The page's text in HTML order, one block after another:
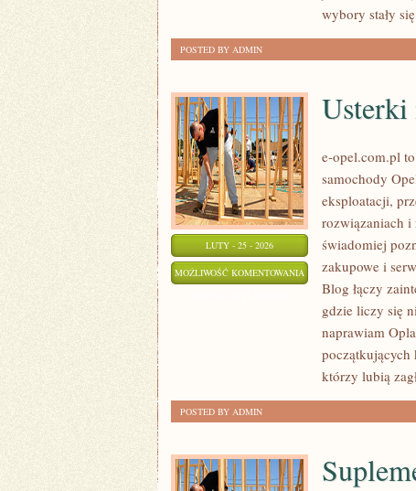
wybory stały się
POSTED BY ADMIN
LUTY - 25 - 2026
MOŻLIWOŚĆ KOMENTOWANIA USTERKI
NAPRAWY
Usterki
e-opel.com.pl
samochody
eksploatacji,
rozwiązaniach i
świadomiej
zakupowe i
Blog łączy
gdzie liczy się
naprawiam
którzy lubią
POSTED BY ADMIN